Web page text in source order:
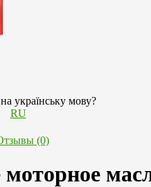
українську мову?
RU
(0)